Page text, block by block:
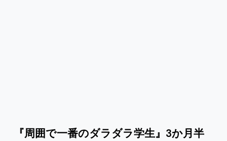
『周囲で一番のダラダラ学生』3か月半